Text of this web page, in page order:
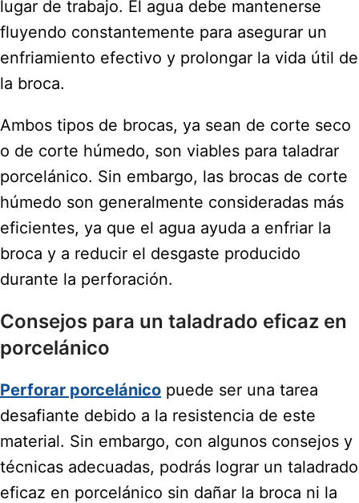
lugar de trabajo. El agua debe mantenerse
fluyendo constantemente para asegurar un
enfriamiento efectivo y prolongar la vida útil de
la broca.
Ambos tipos de brocas, ya sean de corte seco
o de corte húmedo, son viables para taladrar
porcelánico. Sin embargo, las brocas de corte
húmedo son generalmente consideradas más
eficientes, ya que el agua ayuda a enfriar la
broca y a reducir el desgaste producido
durante la perforación.
Consejos para un taladrado eficaz en
porcelánico
Perforar porcelánico puede ser una tarea
desafiante debido a la resistencia de este
material. Sin embargo, con algunos consejos y
técnicas adecuadas, podrás lograr un taladrado
eficaz en porcelánico sin dañar la broca ni la